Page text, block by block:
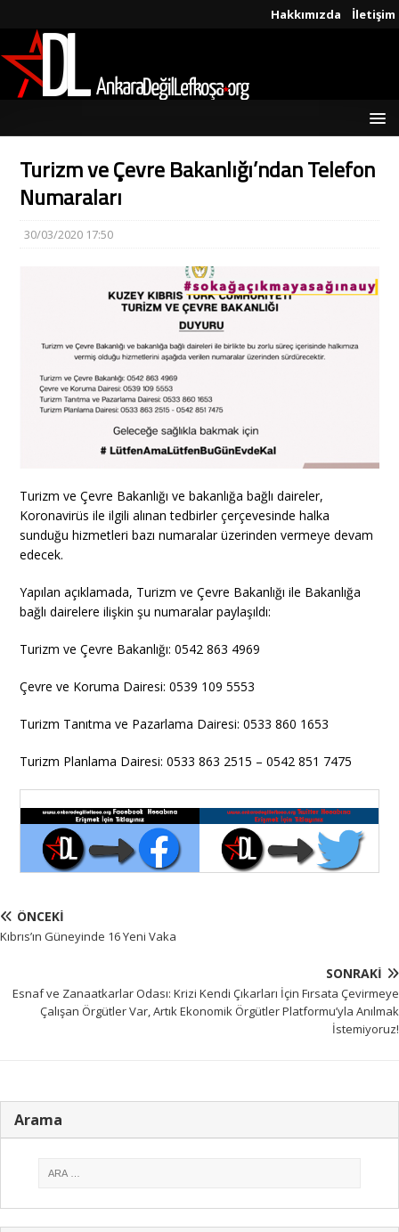
Hakkımızda İletişim
Turizm ve Çevre Bakanlığı’ndan Telefon
Numaraları
30/03/2020 17:50
Turizm ve Çevre Bakanlığı ve bakanlığa bağlı daireler,
Koronavirüs ile ilgili alınan tedbirler çerçevesinde halka
sunduğu hizmetleri bazı numaralar üzerinden vermeye devam
edecek.
Yapılan açıklamada, Turizm ve Çevre Bakanlığı ile Bakanlığa
bağlı dairelere ilişkin şu numaralar paylaşıldı:
Turizm ve Çevre Bakanlığı: 0542 863 4969
Çevre ve Koruma Dairesi: 0539 109 5553
Turizm Tanıtma ve Pazarlama Dairesi: 0533 860 1653
Turizm Planlama Dairesi: 0533 863 2515 – 0542 851 7475
ÖNCEKI
Kıbrıs’ın Güneyinde 16 Yeni Vaka
SONRAKI
Esnaf ve Zanaatkarlar Odası: Krizi Kendi Çıkarları İçin Fırsata Çevirmeye
Çalışan Örgütler Var, Artık Ekonomik Örgütler Platformu’yla Anılmak
İstemiyoruz!
Arama